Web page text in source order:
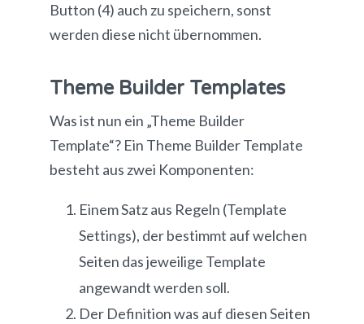
Button (4) auch zu speichern, sonst
werden diese nicht übernommen.
Theme Builder Templates
Was ist nun ein „Theme Builder
Template“? Ein Theme Builder Template
besteht aus zwei Komponenten:
Einem Satz aus Regeln (Template
Settings), der bestimmt auf welchen
Seiten das jeweilige Template
angewandt werden soll.
Der Definition was auf diesen Seiten